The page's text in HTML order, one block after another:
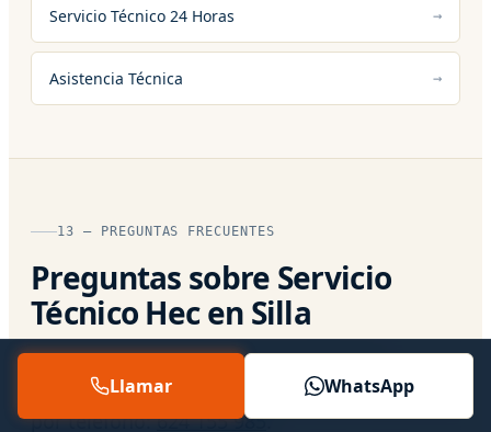
Servicio Técnico 24 Horas
Asistencia Técnica
13 — PREGUNTAS FRECUENTES
Preguntas sobre Servicio
Técnico Hec en Silla
Respuestas directas a lo que más nos
preguntan. Si tu caso es particular, hablamos
por teléfono:624 155 985.
Llamar WhatsApp